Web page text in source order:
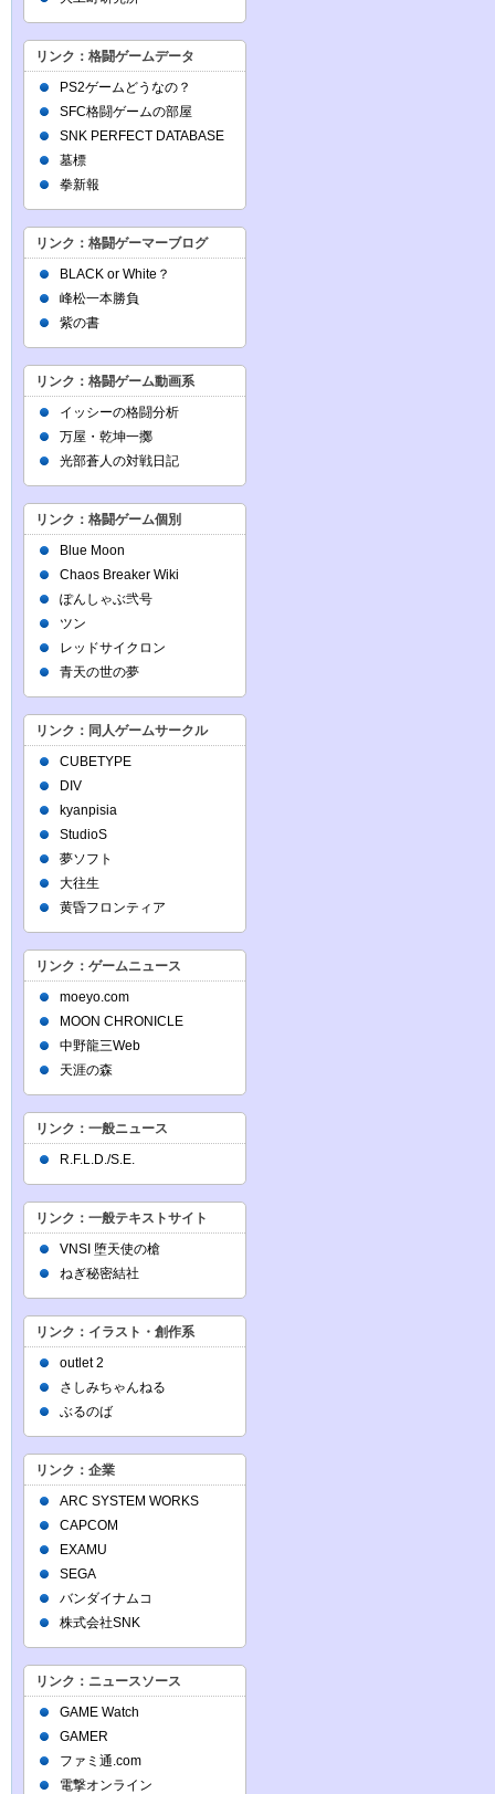
リンク：格闘ゲームデータ
PS2ゲームどうなの？
SFC格闘ゲームの部屋
SNK PERFECT DATABASE
墓標
拳新報
リンク：格闘ゲーマーブログ
BLACK or White？
峰松一本勝負
紫の書
リンク：格闘ゲーム動画系
イッシーの格闘分析
万屋・乾坤一擲
光部蒼人の対戦日記
リンク：格闘ゲーム個別
Blue Moon
Chaos Breaker Wiki
ぽんしゃぶ弐号
ツン
レッドサイクロン
青天の世の夢
リンク：同人ゲームサークル
CUBETYPE
DIV
kyanpisia
StudioS
夢ソフト
大往生
黄昏フロンティア
リンク：ゲームニュース
moeyo.com
MOON CHRONICLE
中野龍三Web
天涯の森
リンク：一般ニュース
R.F.L.D./S.E.
リンク：一般テキストサイト
VNSI 堕天使の槍
ねぎ秘密結社
リンク：イラスト・創作系
outlet 2
さしみちゃんねる
ぶるのば
リンク：企業
ARC SYSTEM WORKS
CAPCOM
EXAMU
SEGA
バンダイナムコ
株式会社SNK
リンク：ニュースソース
GAME Watch
GAMER
ファミ通.com
電撃オンライン